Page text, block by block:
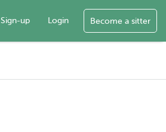
Sign-up Login Become a sitter